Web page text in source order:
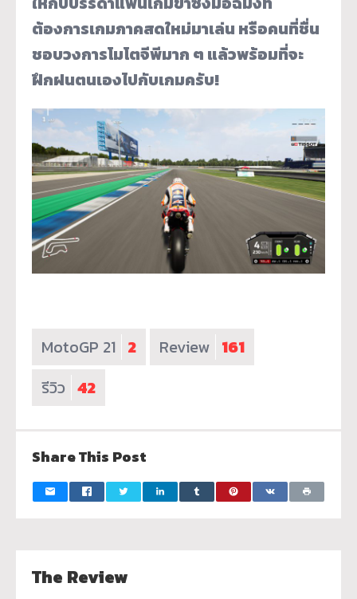
ต้องการเกมภาคสดใหม่มาเล่น หรือคนที่ชื่น
ชอบวงการโมโตจีพีมาก ๆ แล้วพร้อมที่จะ
ฝึกฝนตนเองไปกับเกมครับ!
MotoGP 21 2 Review 161
รีวิว 42
Share This Post
The Review